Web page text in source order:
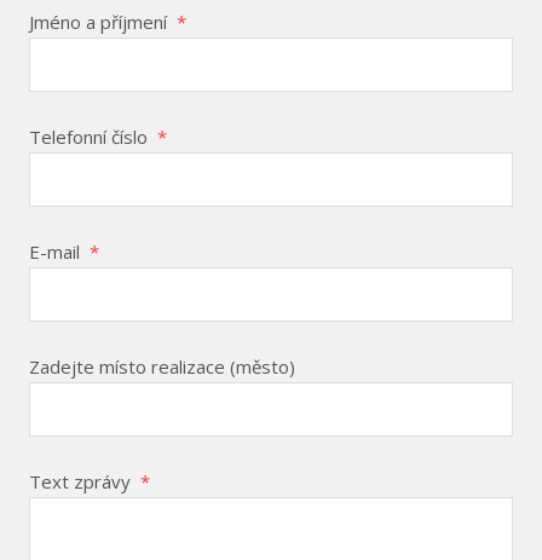
Jméno a příjmení *
Telefonní číslo *
E-mail *
Zadejte místo realizace (město)
Text zprávy *